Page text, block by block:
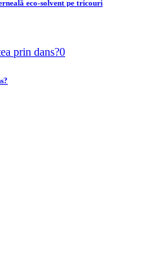
eco-solvent pe tricouri
0